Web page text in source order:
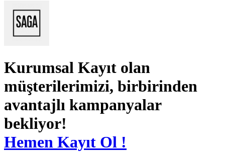
Kurumsal Kayıt olan
müşterilerimizi, birbirinden
avantajlı kampanyalar
bekliyor!
Hemen Kayıt Ol !